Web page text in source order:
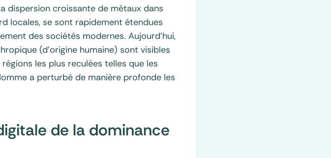
dispersion croissante de métaux dans
locales, se sont rapidement étendues
des sociétés modernes. Aujourd’hui,
(d’origine humaine) sont visibles
les plus reculées telles que les
a perturbé de manière profonde les
de la dominance